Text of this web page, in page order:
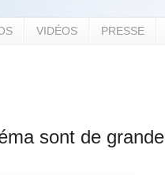
VIDÉOS PRESSE
sont de grande